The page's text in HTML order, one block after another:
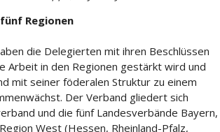
Regionen
die Delegierten mit ihren Beschlüssen
Arbeit in den Regionen gestärkt wird und
mit seiner föderalen Struktur zu einem
Der Verband gliedert sich
und die fünf Landesverbände Bayern,
West (Hessen, Rheinland-Pfalz,